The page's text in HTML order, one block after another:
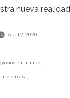
nueva realidad
April 2, 2020
en la nube,
en casa